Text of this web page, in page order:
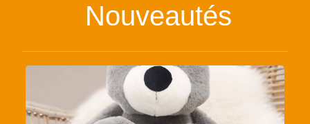
Nouveautés